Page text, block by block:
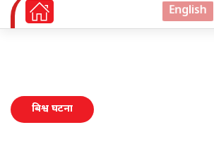
English
बिश्व घटना